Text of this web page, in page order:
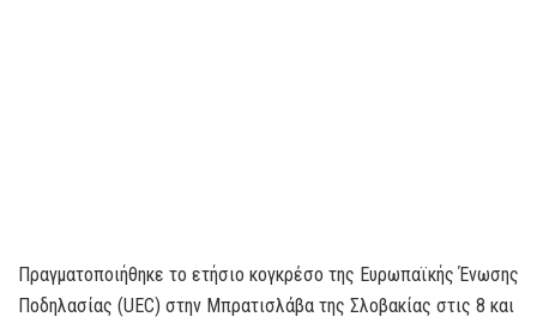
Πραγματοποιήθηκε το ετήσιο κογκρέσο της Ευρωπαϊκής Ένωσης
Ποδηλασίας (UEC) στην Μπρατισλάβα της Σλοβακίας στις 8 και